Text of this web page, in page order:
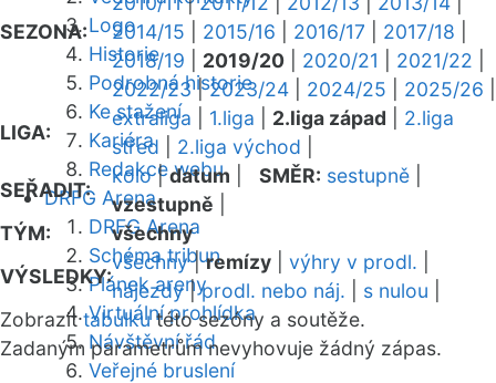
Logo
Historie
Podrobná historie
Ke stažení
Kariéra
Redakce webu
DRFG Arena
DRFG Arena
Schéma tribun
Plánek areny
Virtuální prohlídka
Návštěvní řád
Veřejné bruslení
SEZONA:
2014/15
2015/16 2016/17 2017/18
2018/19
2019/20 2020/21 2021/22
2022/23|2023/24 2024/25 2025/26
LIGA:
extraliga 1.liga 2.liga západ
2.liga
střed
2.liga východ
SEŘADIT:
kolo|datum SMĚR: sestupně
vzestupně
TÝM:
všechny
VÝSLEDKY:
všechny|remízy výhry v prodl.
nájezdy|prodl. nebo náj. s nulou
Zobrazittabulkutéto sezóny a soutěže.
Zadaným parametrům nevyhovuje žádný zápas.